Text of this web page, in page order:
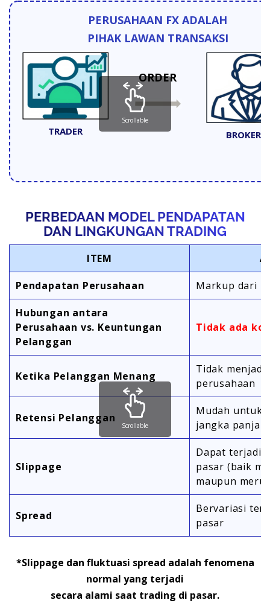
PERUSAHAAN FX ADALAH
PIHAK LAWAN TRANSAKSI
TRADER
ORDER
BROKER
Scrollable
PERBEDAAN MODEL PENDAPATAN
DAN LINGKUNGAN TRADING
ITEM
Pendapatan Perusahaan Markup dari
Hubungan antara
Perusahaan vs. Keuntungan
Pelanggan
Tidak ada
Ketika Pelanggan Menang
Tidak menjadi
perusahaan
Retensi Pelanggan
Mudah untuk
jangka
Slippage
Dapat terjadi
pasar (baik
maupun
Spread
Bervariasi
pasar
Scrollable
*Slippage dan fluktuasi spread adalah fenomena
normal yang terjadi
secara alami saat trading di pasar.